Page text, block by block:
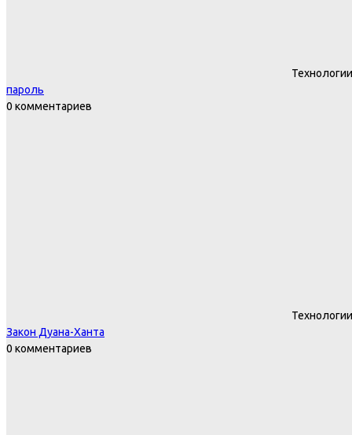
Технологии
пароль
0 комментариев
Технологии
Закон Дуана-Ханта
0 комментариев